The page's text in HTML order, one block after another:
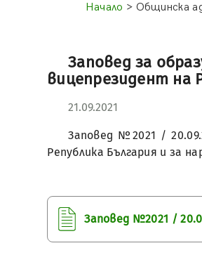
Начало > Общинска
Заповед за
вицепрезидент на
21.09.2021
Заповед №2021 /
Република България и за
Заповед №2021 /